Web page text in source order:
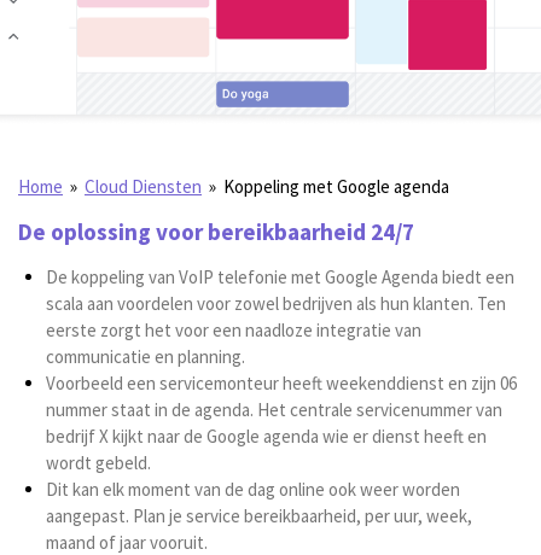
Home » Cloud Diensten » Koppeling met Google agenda
De oplossing voor bereikbaarheid 24/7
De koppeling van VoIP telefonie met Google Agenda biedt een
scala aan voordelen voor zowel bedrijven als hun klanten. Ten
eerste zorgt het voor een naadloze integratie van
communicatie en planning.
Voorbeeld een servicemonteur heeft weekenddienst en zijn 06
nummer staat in de agenda. Het centrale servicenummer van
bedrijf X kijkt naar de Google agenda wie er dienst heeft en
wordt gebeld.
Dit kan elk moment van de dag online ook weer worden
aangepast. Plan je service bereikbaarheid, per uur, week,
maand of jaar vooruit.